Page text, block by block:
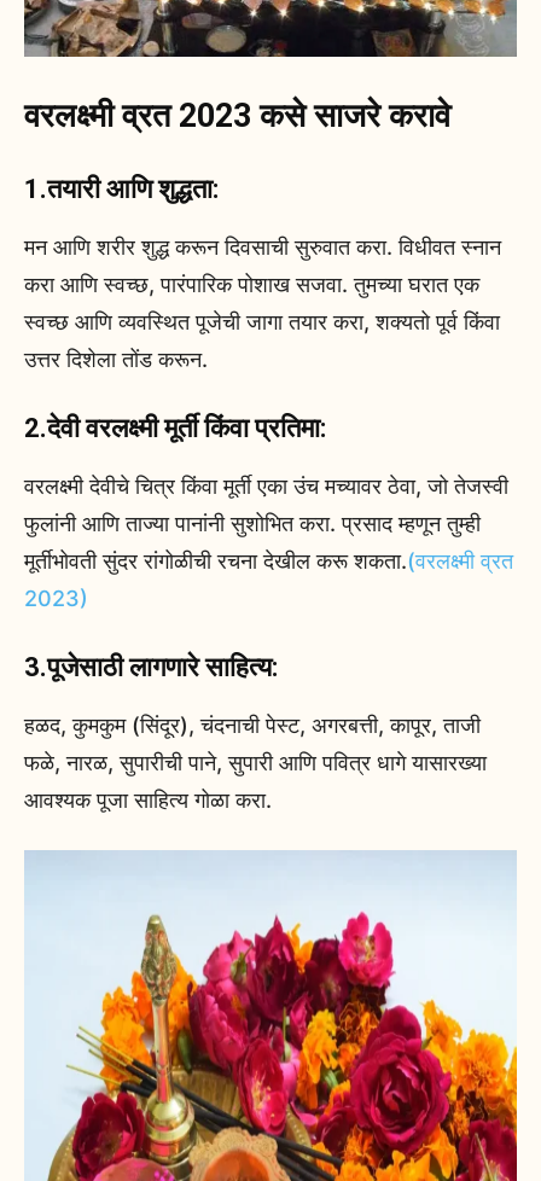
वरलक्ष्मी व्रत 2023 कसे साजरे करावे
1.तयारी आणि शुद्धता:
मन आणि शरीर शुद्ध करून दिवसाची सुरुवात करा. विधीवत स्नान
करा आणि स्वच्छ, पारंपारिक पोशाख सजवा. तुमच्या घरात एक
स्वच्छ आणि व्यवस्थित पूजेची जागा तयार करा, शक्यतो पूर्व किंवा
उत्तर दिशेला तोंड करून.
2.देवी वरलक्ष्मी मूर्ती किंवा प्रतिमा:
वरलक्ष्‍मी देवीचे चित्र किंवा मूर्ती एका उंच मच्‍यावर ठेवा, जो तेजस्वी
फुलांनी आणि ताज्या पानांनी सुशोभित करा. प्रसाद म्हणून तुम्ही
मूर्तीभोवती सुंदर रांगोळीची रचना देखील करू शकता.(वरलक्ष्मी व्रत
2023)
3.पूजेसाठी लागणारे साहित्य:
हळद, कुमकुम (सिंदूर), चंदनाची पेस्ट, अगरबत्ती, कापूर, ताजी
फळे, नारळ, सुपारीची पाने, सुपारी आणि पवित्र धागे यासारख्या
आवश्यक पूजा साहित्य गोळा करा.